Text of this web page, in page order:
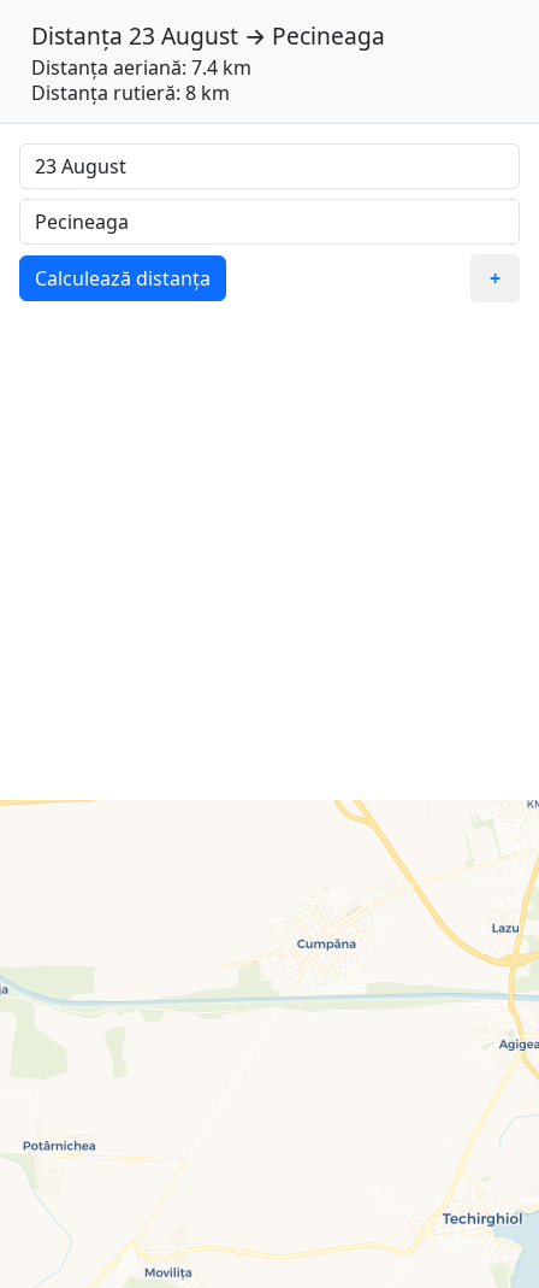
Distanța 23 August → Pecineaga
Distanța aeriană: 7.4 km
Distanța rutieră: 8 km
Calculează distanța +